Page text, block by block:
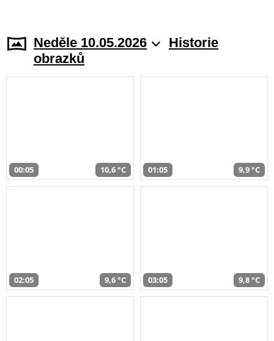
Neděle 10.05.2026
Historie
obrazků
00:05 10,6 °C 01:05 9,9 °C
02:05 9,6 °C 03:05 9,8 °C